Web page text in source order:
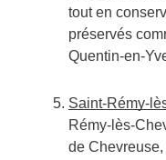
tout en
préservés
Quentin-en-
Saint-Rémy-
Rémy-lès-
de